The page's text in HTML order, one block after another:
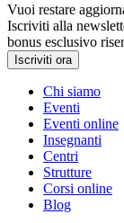
Vuoi restare
Iscriviti alla
bonus esclusivo
Iscriviti ora
Chi siamo
Eventi
Eventi online
Insegnanti
Centri
Strutture
Corsi online
Blog